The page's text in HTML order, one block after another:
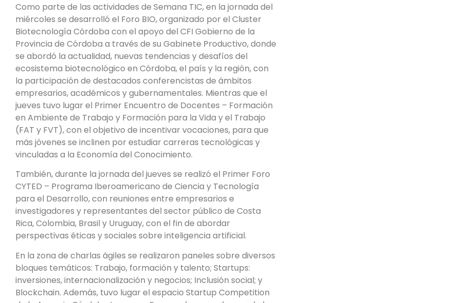
Como parte de las actividades de Semana TIC, en la jornada del
miércoles se desarrolló el Foro BIO, organizado por el Cluster
Biotecnología Córdoba con el apoyo del CFI Gobierno de la
Provincia de Córdoba a través de su Gabinete Productivo, donde
se abordó la actualidad, nuevas tendencias y desafíos del
ecosistema biotecnológico en Córdoba, el país y la región, con
la participación de destacados conferencistas de ámbitos
empresarios, académicos y gubernamentales. Mientras que el
jueves tuvo lugar el Primer Encuentro de Docentes – Formación
en Ambiente de Trabajo y Formación para la Vida y el Trabajo
(FAT y FVT), con el objetivo de incentivar vocaciones, para que
más jóvenes se inclinen por estudiar carreras tecnológicas y
vinculadas a la Economía del Conocimiento.
También, durante la jornada del jueves se realizó el Primer Foro
CYTED – Programa Iberoamericano de Ciencia y Tecnología
para el Desarrollo, con reuniones entre empresarios e
investigadores y representantes del sector público de Costa
Rica, Colombia, Brasil y Uruguay, con el fin de abordar
perspectivas éticas y sociales sobre inteligencia artificial.
En la zona de charlas ágiles se realizaron paneles sobre diversos
bloques temáticos: Trabajo, formación y talento; Startups:
inversiones, internacionalización y negocios; Inclusión social; y
Blockchain. Además, tuvo lugar el espacio Startup Competition